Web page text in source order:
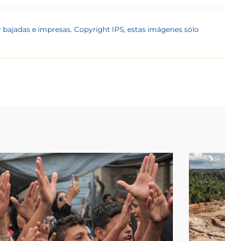
e impresas. Copyright IPS, estas imágenes sólo